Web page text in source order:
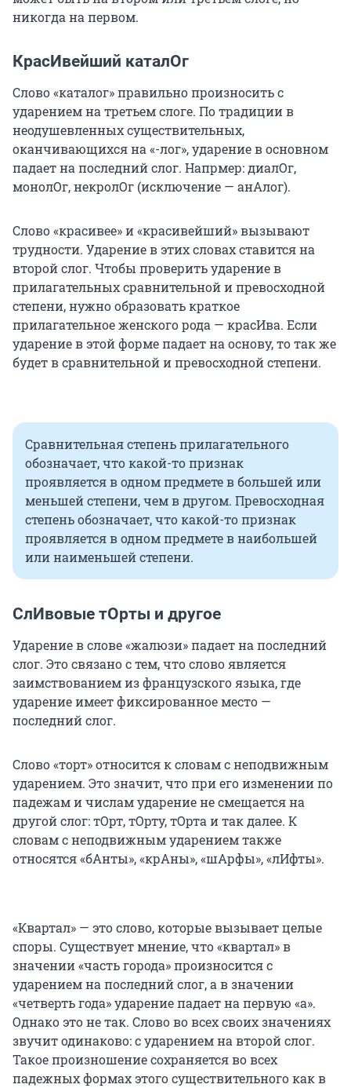
никогда на первом.
КрасИвейший каталОг
Слово «каталог» правильно произносить с
ударением на третьем слоге. По традиции в
неодушевленных существительных,
оканчивающихся на «-лог», ударение в основном
падает на последний слог. Напрмер: диалОг,
монолОг, некролОг (исключение — анАлог).
Слово «красивее» и «красивейший» вызывают
трудности. Ударение в этих словах ставится на
второй слог. Чтобы проверить ударение в
прилагательных сравнительной и превосходной
степени, нужно образовать краткое
прилагательное женского рода — красИва. Если
ударение в этой форме падает на основу, то так же
будет в сравнительной и превосходной степени.
Сравнительная степень прилагательного
обозначает, что какой-то признак
проявляется в одном предмете в большей или
меньшей степени, чем в другом. Превосходная
степень обозначает, что какой-то признак
проявляется в одном предмете в наибольшей
или наименьшей степени.
СлИвовые тОрты и другое
Ударение в слове «жалюзи» падает на последний
слог. Это связано с тем, что слово является
заимствованием из французского языка, где
ударение имеет фиксированное место —
последний слог.
Слово «торт» относится к словам с неподвижным
ударением. Это значит, что при его изменении по
падежам и числам ударение не смещается на
другой слог: тОрт, тОрту, тОрта и так далее. К
словам с неподвижным ударением также
относятся «бАнты», «крАны», «шАрфы», «лИфты».
«Квартал» — это слово, которые вызывает целые
споры. Существует мнение, что «квартал» в
значении «часть города» произносится с
ударением на последний слог, а в значении
«четверть года» ударение падает на первую «а».
Однако это не так. Слово во всех своих значениях
звучит одинаково: с ударением на второй слог.
Такое произношение сохраняется во всех
падежных формах этого существительного как в